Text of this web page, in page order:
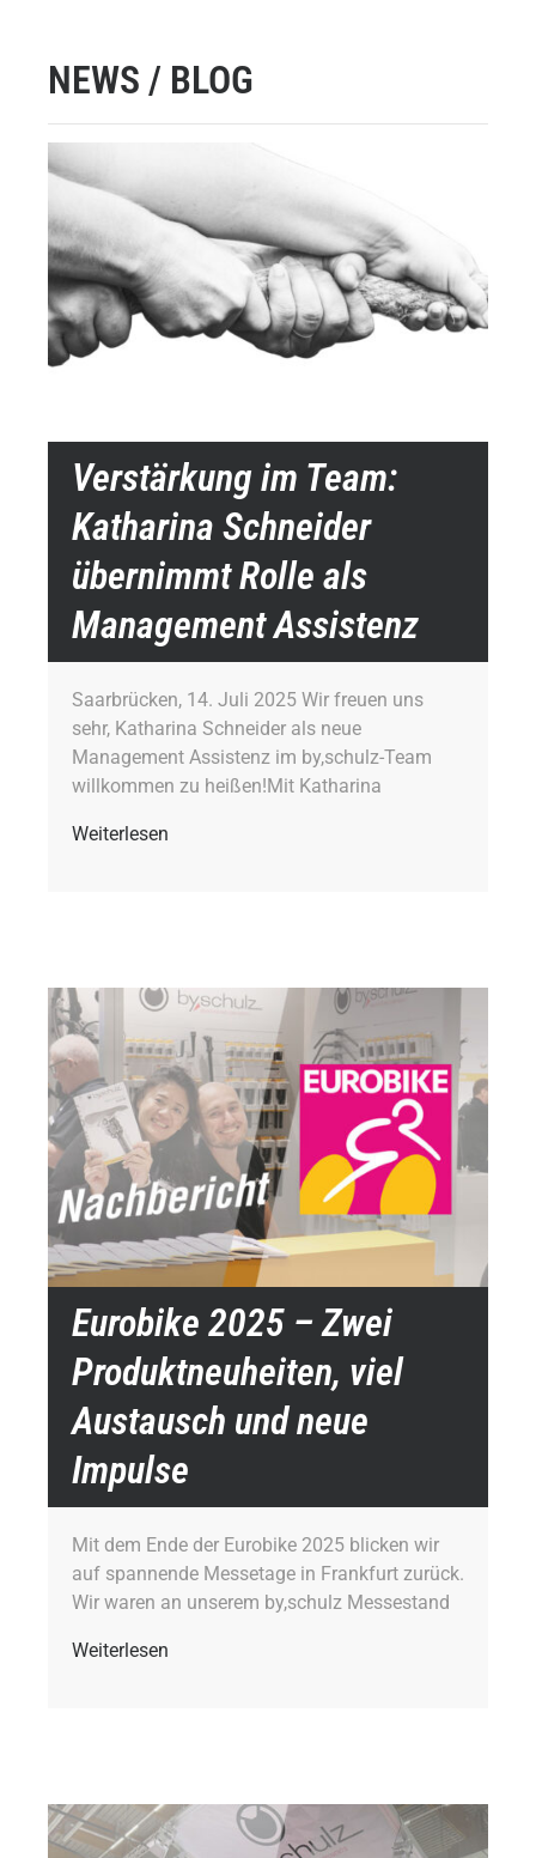
NEWS / BLOG
Verstärkung im Team:
Katharina Schneider
übernimmt Rolle als
Management Assistenz
Saarbrücken, 14. Juli 2025 Wir freuen uns
sehr, Katharina Schneider als neue
Management Assistenz im by,schulz-Team
willkommen zu heißen!Mit Katharina
Weiterlesen
Eurobike 2025 – Zwei
Produktneuheiten, viel
Austausch und neue
Impulse
Mit dem Ende der Eurobike 2025 blicken wir
auf spannende Messetage in Frankfurt zurück.
Wir waren an unserem by,schulz Messestand
Weiterlesen